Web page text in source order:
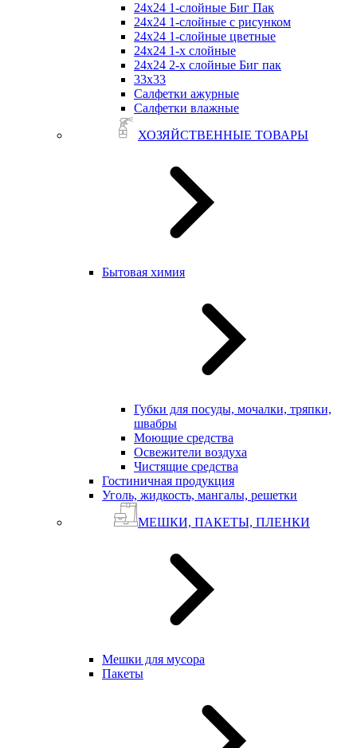
24х24 1-слойные Биг Пак
24х24 1-слойные с рисунком
24х24 1-слойные цветные
24х24 1-х слойные
24х24 2-х слойные Биг пак
33х33
Салфетки ажурные
Салфетки влажные
ХОЗЯЙСТВЕННЫЕ ТОВАРЫ
Бытовая химия
Губки для посуды, мочалки, тряпки,
швабры
Моющие средства
Освежители воздуха
Чистящие средства
Гостиничная продукция
Уголь, жидкость, мангалы, решетки
МЕШКИ, ПАКЕТЫ, ПЛЕНКИ
Мешки для мусора
Пакеты